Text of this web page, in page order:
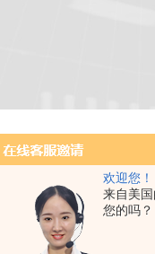
欢迎您！
来自美
您的吗？
下
离子色谱柱的